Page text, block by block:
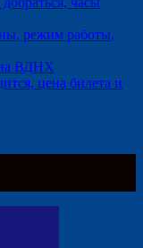
режим работы,
на ВДНХ
цена билета и